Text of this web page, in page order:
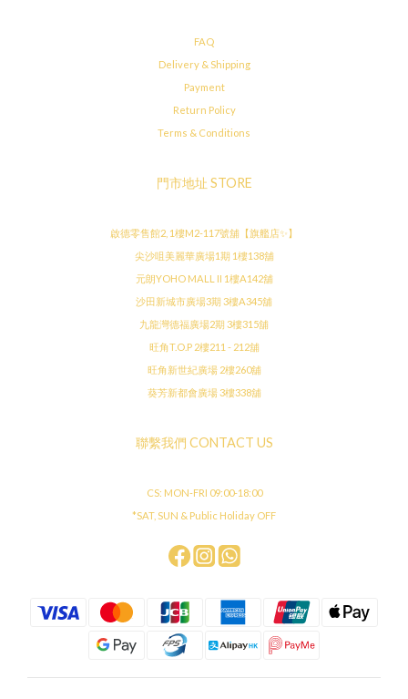
FAQ
Delivery & Shipping
Payment
Return Policy
Terms & Conditions
門市地址 STORE
啟德零售館2, 1樓M2-117號舖【旗艦店✨】
尖沙咀美麗華廣場1期 1樓138舖
元朗YOHO MALL II 1樓A142舖
沙田新城市廣場3期 3樓A345舖
九龍灣德福廣場2期 3樓315舖
旺角T.O.P 2樓211 - 212舖
旺角新世紀廣場 2樓260舖
葵芳新都會廣場 3樓338舖
聯繫我們 CONTACT US
CS: MON-FRI 09:00-18:00
*SAT, SUN & Public Holiday OFF